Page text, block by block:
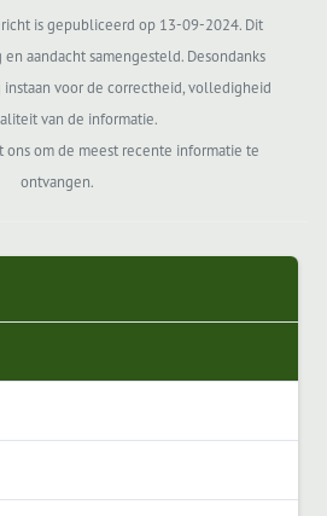
is gepubliceerd op 13-09-2024. Dit
aandacht samengesteld. Desondanks
voor de correctheid, volledigheid
van de informatie.
ons om de meest recente informatie te
ontvangen.